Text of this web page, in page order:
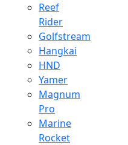
Reef
Rider
Golfstream
Hangkai
HND
Yamer
Magnum
Pro
Marine
Rocket